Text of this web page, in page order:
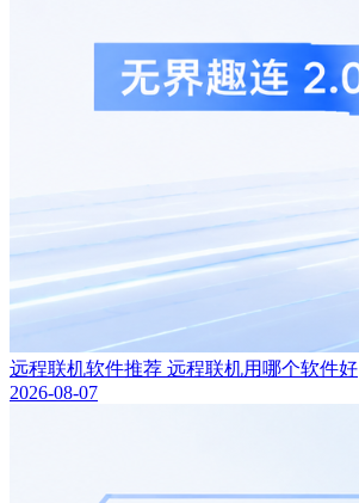
远程联机软件推荐 远程联机用哪个软件好
2026-08-07